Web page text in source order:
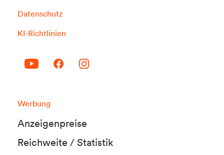
Datenschutz
KI-Richtlinien
Werbung
Anzeigenpreise
Reichweite / Statistik